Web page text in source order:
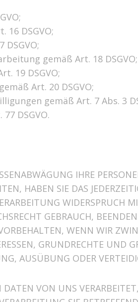
16 DSGVO;
DSGVO;
gemäß Art. 18 DSGVO;
19 DSGVO;
Art. 20 DSGVO;
gemäß Art. 7 Abs. 3
DSGVO.
IHRE
HABEN SIE DAS
WIDERSPRUCH
GEBRAUCH,
WENN WIR
GRUNDRECHTE UND
AUSÜBUNG ODER
VON UNS